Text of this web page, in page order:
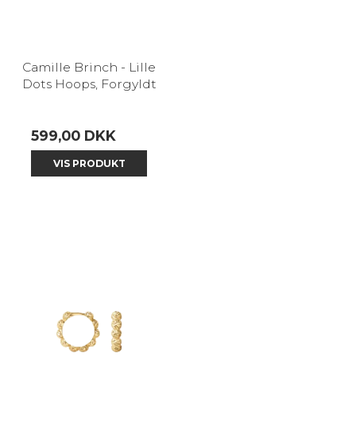
Camille Brinch - Lille
Dots Hoops, Forgyldt
599,00 DKK
VIS PRODUKT